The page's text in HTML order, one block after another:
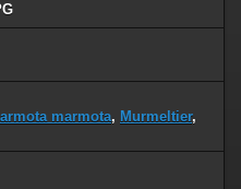
marmota, Murmeltier,